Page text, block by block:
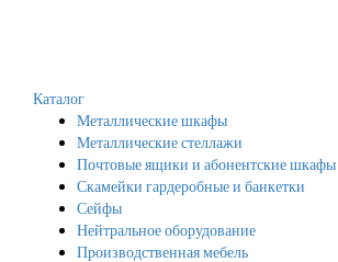
Каталог
Металлические шкафы
Металлические стеллажи
Почтовые ящики и абонентские шкафы
Скамейки гардеробные и банкетки
Сейфы
Нейтральное оборудование
Производственная мебель